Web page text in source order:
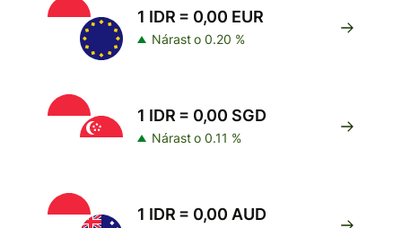
1 IDR = 0,00 EUR
Nárast o 0.20 %
1 IDR = 0,00 SGD
Nárast o 0.11 %
1 IDR = 0,00 AUD